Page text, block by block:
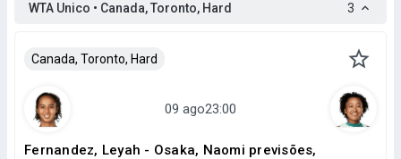
WTA Unico • Canada, Toronto, Hard 3
Canada, Toronto, Hard
Fernandez, Leyah - Osaka, Naomi previsões,